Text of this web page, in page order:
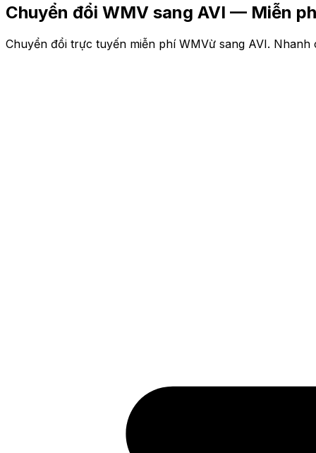
Chuyển đổi WMV sang AVI — Miễn
Chuyển đổi trực tuyến miễn phí WMVừ sang AVI.